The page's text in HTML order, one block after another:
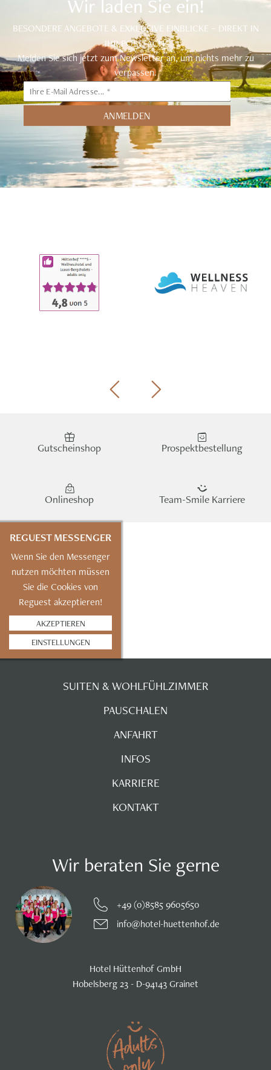
Wir laden Sie ein!
BESONDERE ANGEBOTE & EXKLUSIVE EINBLICKE – DIREKT IN
IHR POSTFACH.
Melden Sie sich jetzt zum Newsletter an, um nichts mehr zu
verpassen.
Gutscheinshop Prospektbestellung
Onlineshop Team-Smile Karriere
REGUEST MESSENGER
Wenn Sie den Messenger
nutzen möchten müssen
Sie die Cookies von
Reguest akzeptieren!
AKZEPTIEREN
EINSTELLUNGEN
SUITEN & WOHLFÜHLZIMMER
PAUSCHALEN
ANFAHRT
INFOS
KARRIERE
KONTAKT
Wir beraten Sie gerne
+49 (0)8585 9605650
info@hotel-huettenhof.de
Hotel Hüttenhof GmbH
Hobelsberg 23 - D-94143 Grainet